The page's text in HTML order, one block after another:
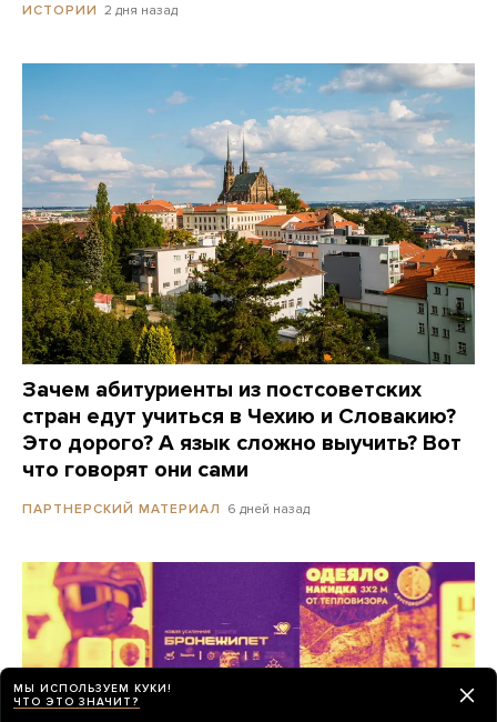
ИСТОРИИ 2 дня назад
Зачем абитуриенты из постсоветских
стран едут учиться в Чехию и Словакию?
Это дорого? А язык сложно выучить? Вот
что говорят они сами
ПАРТНЕРСКИЙ МАТЕРИАЛ 6 дней назад
МЫ ИСПОЛЬЗУЕМ КУКИ!
ЧТО ЭТО ЗНАЧИТ?